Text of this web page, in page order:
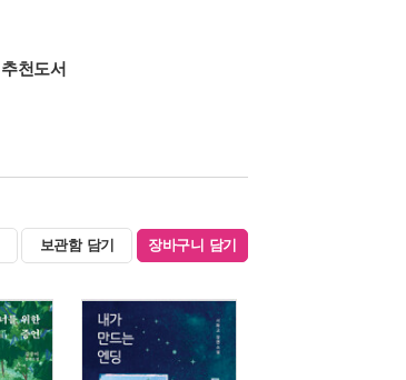
천도서
보관함 담기 장바구니 담기